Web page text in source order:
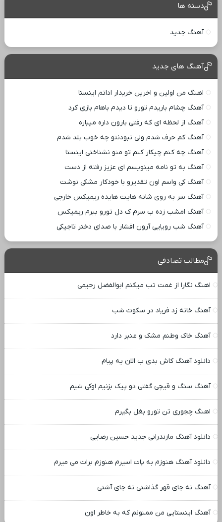
دسته ها
آهنگ جدید
آهنگ های جدید
اهنگ من اولین و اخرین خریدار اداتم اینستا
آهنگ چشام باریدم تورو تا دیدم باهام بازی کرد
آهنگ از لحظه ای که رفتی بارون داره میباره
آهنگ کم حرف شدم ولی نبودنتو چه خوب بلد شدم
آهنگ چه کنم چیکار کنم تو منو نشناختی اینستا
آهنگ به تو نامه مینویسم ای عزیز رفته از دست
آهنگ کی واسم اون تقدیرو با خودکار مشکی نوشت
آهنگ سر به روی شانه هایت هایده ریمیکس خارجی
آهنگ امشب زده ب سرم ک دل تورو ببرم ریمیکس
آهنگ شب رویایی آرون افشار با صدای دختر تاجیکی
مطالب تصادفی
اهنگ نگارا از غمت تب میکنم ابوالفضل رحیمی
آهنگ خانه زد فریاد در سکوت شب
آهنگ خاک وطنم مشک و عنبر دارد
دانلود آهنگ کاش بدی ب الان یه پیام
آهنگ سنگ و قیچی گفتی دو پیک بزنیم اوکی شیم
اهنگ چجوری تن تورو بغل بگیرم
دانلود آهنگ مازندرانی جدید حسین رضایی
دانلود آهنگ هنوزم به پات اسیرم هنوزم برات می میرم
آهنگ نه جای قهر گذاشتی نه جای آشتی
آهنگ اینستایی من ممنونم که به خاطر اون